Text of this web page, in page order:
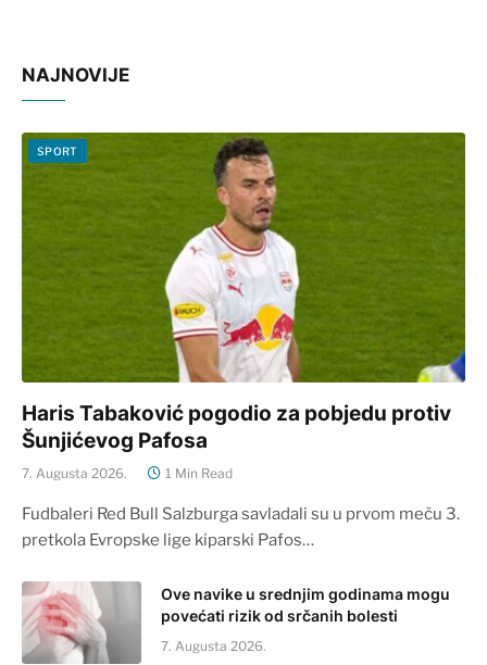
NAJNOVIJE
SPORT
Haris Tabaković pogodio za pobjedu protiv
Šunjićevog Pafosa
7. Augusta 2026. 1 Min Read
Fudbaleri Red Bull Salzburga savladali su u prvom meču 3.
pretkola Evropske lige kiparski Pafos…
Ove navike u srednjim godinama mogu
povećati rizik od srčanih bolesti
7. Augusta 2026.